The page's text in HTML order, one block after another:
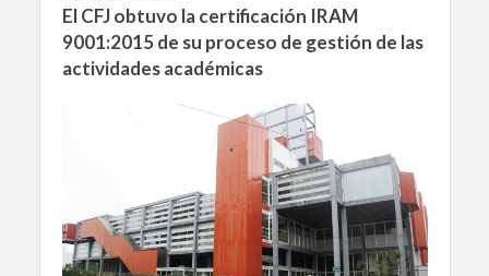
El CFJ obtuvo la certificación IRAM
9001:2015 de su proceso de gestión de las
actividades académicas